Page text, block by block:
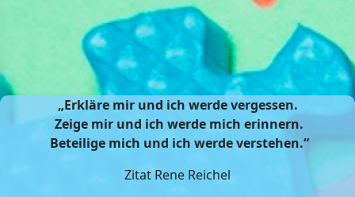
„Erkläre mir und ich werde vergessen.
Zeige mir und ich werde mich erinnern.
Beteilige mich und ich werde verstehen.“
Zitat Rene Reichel